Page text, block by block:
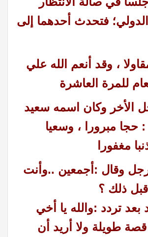
فتحدث أحدهما إلى
، وقد أنعم الله علي
للمرة العاشرة
الأخر وكان اسمه سعيد
حجا مبرورا ، وسعيا
مغفورا
وقال :أجمعين ..وأنت
ذلك ؟
بعد تردد :والله يا أخي
طويلة ولا أريد أن